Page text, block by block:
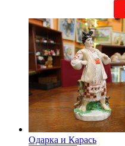
Одарка и Карась